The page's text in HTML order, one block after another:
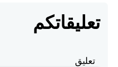
تعليقاتكم
تعليق